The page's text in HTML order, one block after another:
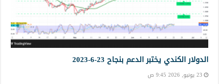
الدولار الكندي يختبر الدعم بنجاح 23-6-2023
23 يونيو, 2026 9:45 ص